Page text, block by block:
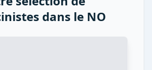
dans le NO